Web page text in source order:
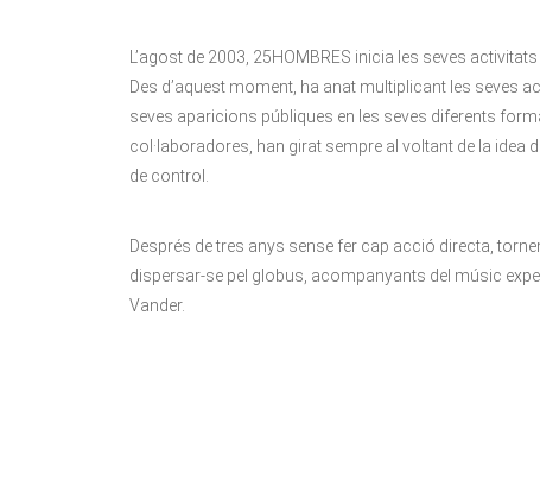
L’agost de 2003, 25HOMBRES inicia les seves
Des d’aquest moment, ha anat multiplicant les seves
seves aparicions públiques en les seves diferents
col·laboradores, han girat sempre al voltant de la idea
de control.
Després de tres anys sense fer cap acció directa,
dispersar-se pel globus, acompanyants del músic
Vander.